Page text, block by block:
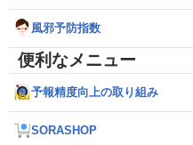
風邪予防指数
便利なメニュー
予報精度向上の取り組み
SORASHOP